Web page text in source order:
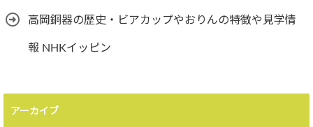
高岡銅器の歴史・ビアカップやおりんの特徴や見学情
報 NHKイッピン
アーカイブ